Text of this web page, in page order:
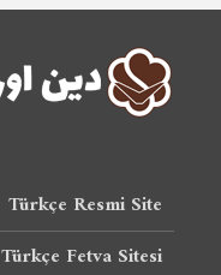
Türkçe Resmi Site
Türkçe Fetva Sitesi